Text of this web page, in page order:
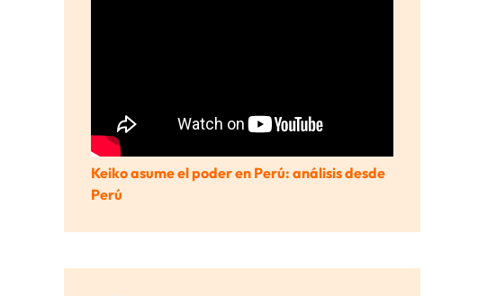
Keiko asume el poder en Perú: análisis desde
Perú